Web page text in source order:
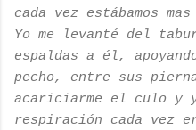
cada vez estábamos
Yo me levanté del
espaldas a él,
pecho, entre sus
acariciarme el culo y
respiración cada vez